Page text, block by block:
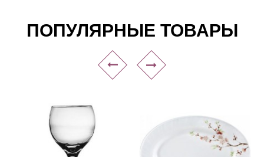
ПОПУЛЯРНЫЕ ТОВАРЫ